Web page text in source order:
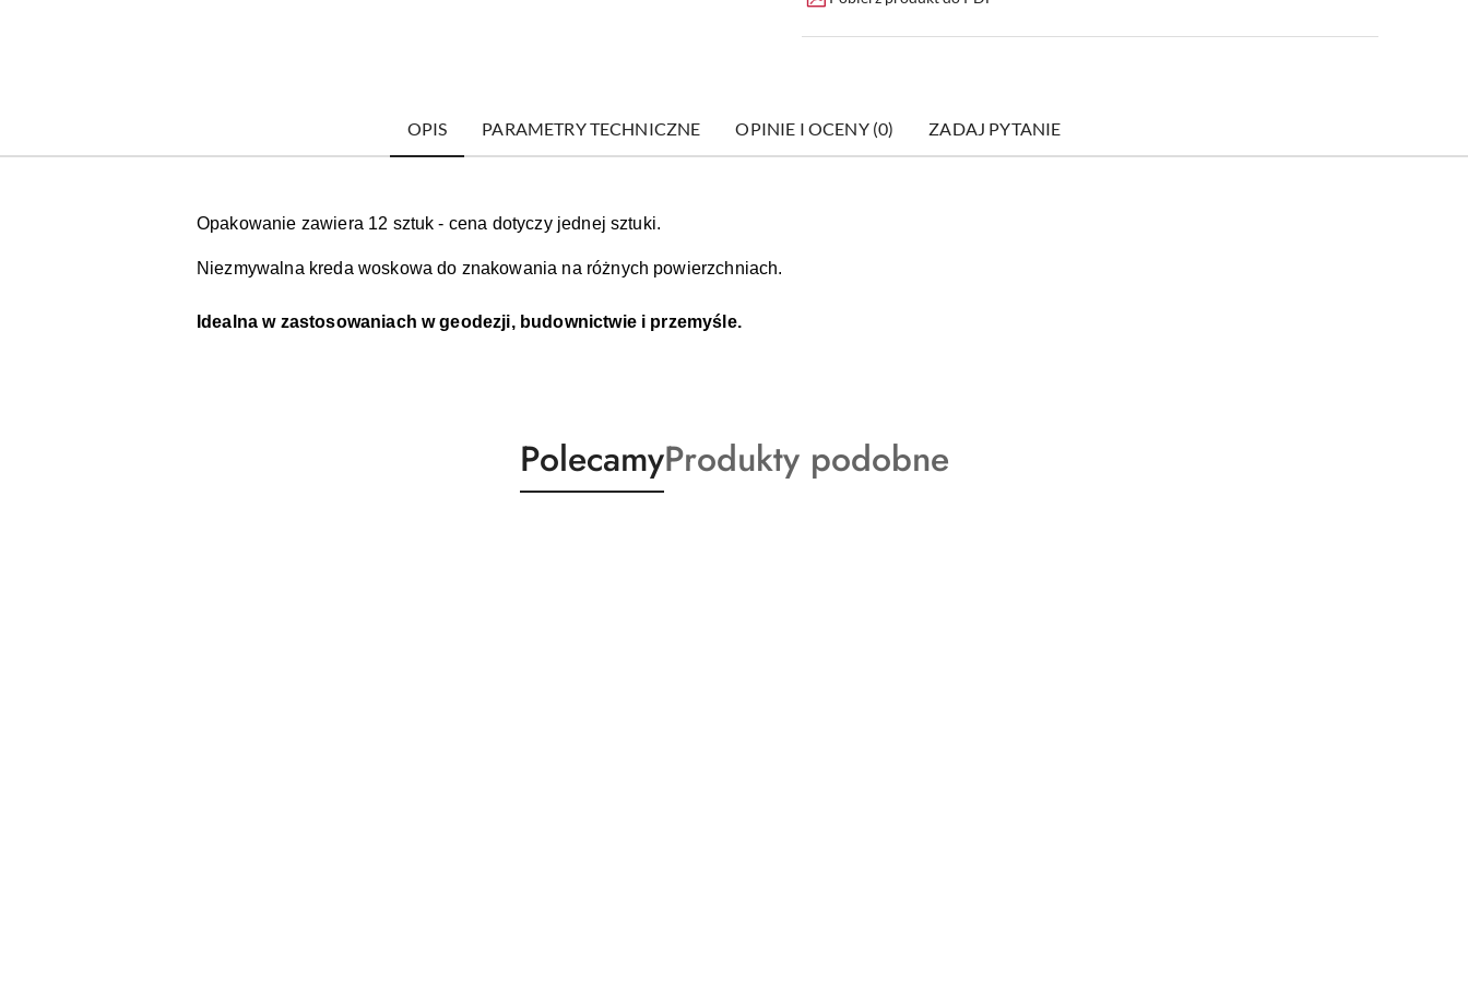
OPIS PARAMETRY TECHNICZNE OPINIE I OCENY (0) ZADAJ PYTANIE
Opakowanie zawiera 12 sztuk - cena dotyczy jednej sztuki.
Niezmywalna kreda woskowa do znakowania na różnych powierzchniach.
Idealna w zastosowaniach w geodezji, budownictwie i przemyśle.
Produkty
o
PolecamyProdukty
o
Produkty podobne